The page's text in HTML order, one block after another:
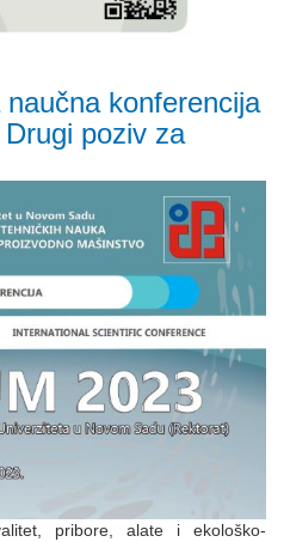
konferencija
poziv za
pribore, alate i ekološko-